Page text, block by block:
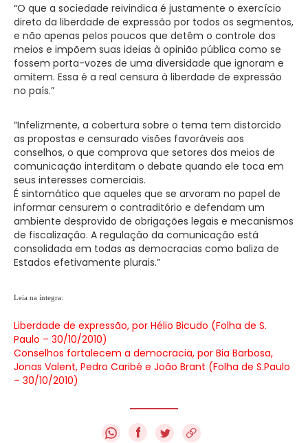
“O que a sociedade reivindica é justamente o exercício
direto da liberdade de expressão por todos os segmentos,
e não apenas pelos poucos que detêm o controle dos
meios e impõem suas ideias à opinião pública como se
fossem porta-vozes de uma diversidade que ignoram e
omitem. Essa é a real censura à liberdade de expressão
no país.”
“Infelizmente, a cobertura sobre o tema tem distorcido
as propostas e censurado visões favoráveis aos
conselhos, o que comprova que setores dos meios de
comunicação interditam o debate quando ele toca em
seus interesses comerciais.
É sintomático que aqueles que se arvoram no papel de
informar censurem o contraditório e defendam um
ambiente desprovido de obrigações legais e mecanismos
de fiscalização. A regulação da comunicação está
consolidada em todas as democracias como baliza de
Estados efetivamente plurais.”
Leia na íntegra:
Liberdade de expressão, por Hélio Bicudo (Folha de S.
Paulo – 30/10/2010)
Conselhos fortalecem a democracia, por Bia Barbosa,
Jonas Valent, Pedro Caribé e João Brant (Folha de S.Paulo
– 30/10/2010)
f